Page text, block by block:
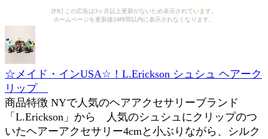
[PR] この広告は3ヶ月以上更新がないため表示されています。
ホームページを更新後24時間以内に表示されなくなります。
☆メイド・インUSA☆！L.Erickson シュシュ ヘアーク
リップ
商品特徴 NYで人気のヘアアクセサリーブランド
「L.Erickson」から 人気のシュシュにクリップのつ
いたヘアーアクセサリー4cmと小ぶりながら、シルク